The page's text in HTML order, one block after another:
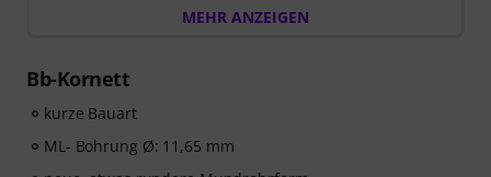
zum Vergnügen wird. Entdecke die Welt der Musik mit
270 zielgerichteten Übungen
Das interaktive Live-Feedback von tonestro hört dir
beim Spielen zu, analysiert jeden gespielten Ton und
gibt dir unmittelbar Rückmeldung zur Tonhöhe und
MEHR ANZEIGEN
Bb-Kornett
kurze Bauart
ML- Bohrung Ø: 11,65 mm